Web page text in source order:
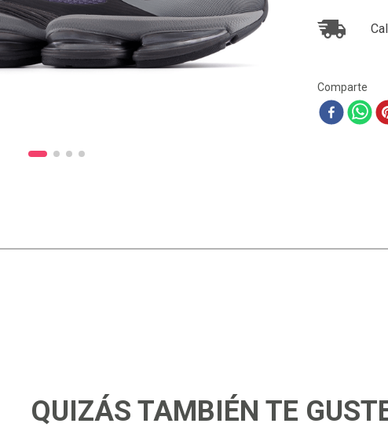
Comparte
QUIZÁS TAMBIÉN TE